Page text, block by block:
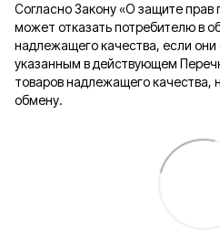
Согласно Закону «О защите прав
может отказать потребителю в
надлежащего качества, если они
указанным в действующем
товаров надлежащего качества,
обмену.